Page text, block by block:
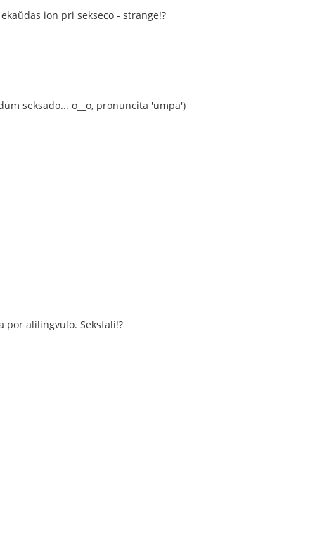
ion pri sekseco - strange!?
seksado... o__o, pronuncita 'umpa')
por alilingvulo. Seksfali!?